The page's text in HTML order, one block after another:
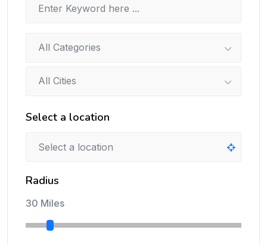
All Categories
All Cities
Select a location
Radius
30 Miles